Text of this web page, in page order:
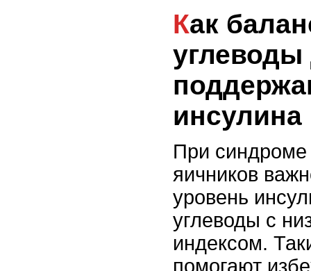
Как балансировать
углеводы
инсулина
При синдроме
яичников
уровень
углеводы с
индексом.
помогают